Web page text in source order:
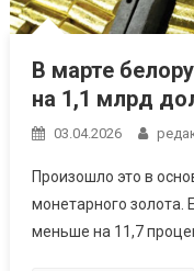
В марте
на 1,1 млрд
03.04.2026
Произошло это в
монетарного золота.
меньше на 11,7